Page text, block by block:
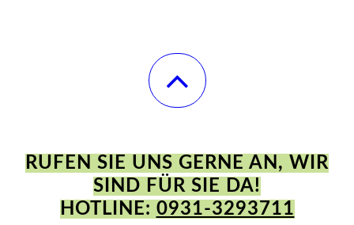
RUFEN SIE UNS GERNE AN, WIR
SIND FÜR SIE DA!
HOTLINE: 0931-3293711